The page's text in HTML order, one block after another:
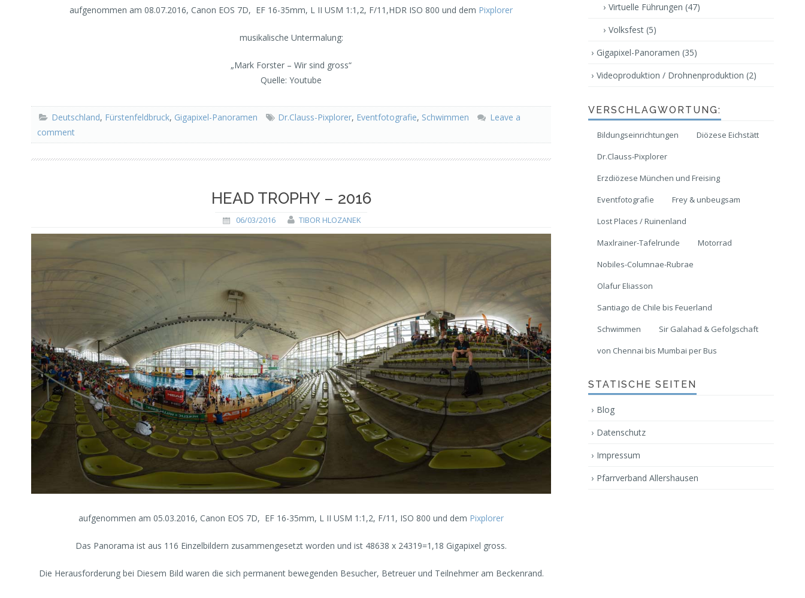
aufgenommen am 08.07.2016, Canon EOS 7D, EF 16-35mm, L II USM 1:1,2, F/11,HDR ISO 800 und dem Pixplorer
musikalische Untermalung:
„Mark Forster – Wir sind gross“
Quelle: Youtube
Deutschland, Fürstenfeldbruck, Gigapixel-Panoramen Dr.Clauss-Pixplorer, Eventfotografie, Schwimmen
Leave a
comment
HEAD TROPHY – 2016
06/03/2016 TIBOR HLOZANEK
aufgenommen am 05.03.2016, Canon EOS 7D, EF 16-35mm, L II USM 1:1,2, F/11, ISO 800 und dem Pixplorer
Das Panorama ist aus 116 Einzelbildern zusammengesetzt worden und ist 48638 x 24319=1,18 Gigapixel gross.
Die Herausforderung bei Diesem Bild waren die sich permanent bewegenden Besucher, Betreuer und Teilnehmer am Beckenrand.
Virtuelle Führungen (47)
Volksfest (5)
Gigapixel-Panoramen (35)
Videoproduktion / Drohnenproduktion (2)
VERSCHLAGWORTUNG:
Bildungseinrichtungen
Diözese Eichstätt
Dr.Clauss-Pixplorer
Erzdiözese München und Freising
Eventfotografie
Frey & unbeugsam
Lost Places / Ruinenland
Maxlrainer-Tafelrunde
Motorrad
Nobiles-Columnae-Rubrae
Olafur Eliasson
Santiago de Chile bis Feuerland
Schwimmen
Sir Galahad & Gefolgschaft
von Chennai bis Mumbai per Bus
STATISCHE SEITEN
Blog
Datenschutz
Impressum
Pfarrverband Allershausen